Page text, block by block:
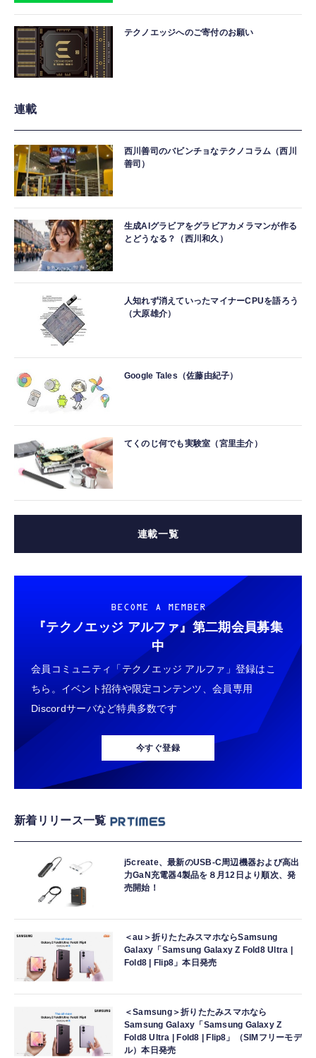
テクノエッジへのご寄付のお願い
連載
西川善司のバビンチョなテクノコラム（西川
善司）
生成AIグラビアをグラビアカメラマンが作る
とどうなる？（西川和久）
人知れず消えていったマイナーCPUを語ろう
（大原雄介）
Google Tales（佐藤由紀子）
てくのじ何でも実験室（宮里圭介）
連載一覧
BECOME A MEMBER
『テクノエッジ アルファ』 第二期会員募集
中
会員コミュニティ「テクノエッジ アルファ」登録はこ
ちら。イベント招待や限定コンテンツ、会員専用
Discordサーバなど特典多数です
今すぐ登録
新着リリース一覧
j5create、最新のUSB-C周辺機器および高出
力GaN充電器4製品を８月12日より順次、発
売開始！
＜au＞折りたたみスマホならSamsung
Galaxy「Samsung Galaxy Z Fold8 Ultra |
Fold8 | Flip8」本日発売
＜Samsung＞折りたたみスマホなら
Samsung Galaxy「Samsung Galaxy Z
Fold8 Ultra | Fold8 | Flip8」（SIMフリーモデ
ル）本日発売